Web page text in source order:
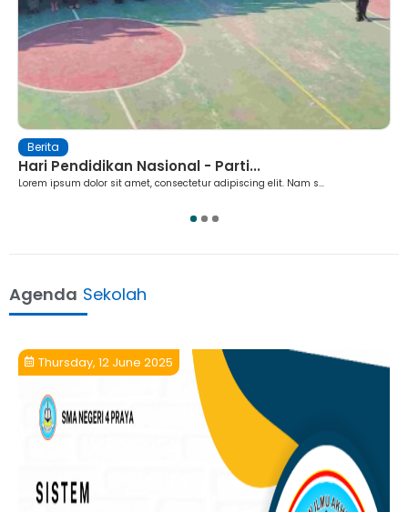
Berita
Hari Pendidikan Nasional - Parti...
Lorem ipsum dolor sit amet, consectetur adipiscing elit. Nam s...
Agenda Sekolah
Thursday, 12 June 2025